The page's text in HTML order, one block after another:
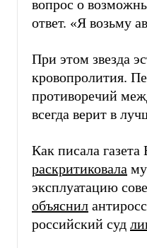
вопрос о
ответ. «Я возьму
При этом звезда
кровопролития.
противоречий
всегда верит в
Как писала
раскритиковала
эксплуатацию
объяснил
российский суд